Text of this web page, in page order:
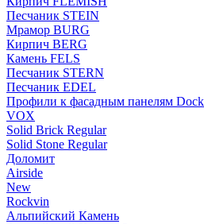
Пес­ча­ник STEIN
Мрамор BURG
Кирпич BERG
Камень FELS
Пес­ча­ник STERN
Пес­ча­ник EDEL
Профили к фасадным панелям
VOX
Solid Brick Regular
Solid Stone Regular
Доломит
Airside
New
Rockvin
Альпийский Камень